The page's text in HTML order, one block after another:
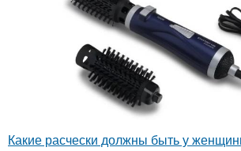
Какие расчески должны быть у